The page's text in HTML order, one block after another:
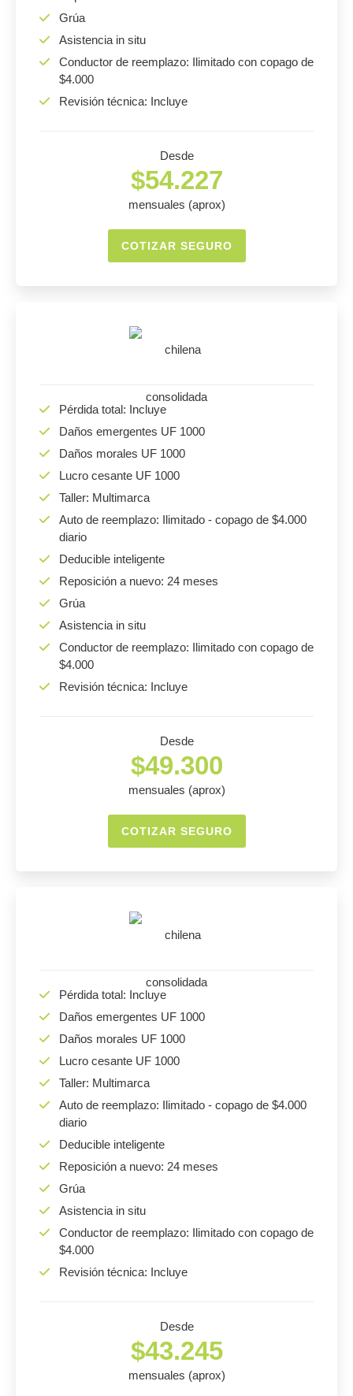
Grúa
Asistencia in situ
Conductor de reemplazo: Ilimitado con copago de
$4.000
Revisión técnica: Incluye
Desde
$54.227
mensuales (aprox)
COTIZAR SEGURO
Pérdida total: Incluye
Daños emergentes UF 1000
Daños morales UF 1000
Lucro cesante UF 1000
Taller: Multimarca
Auto de reemplazo: Ilimitado - copago de $4.000
diario
Deducible inteligente
Reposición a nuevo: 24 meses
Grúa
Asistencia in situ
Conductor de reemplazo: Ilimitado con copago de
$4.000
Revisión técnica: Incluye
Desde
$49.300
mensuales (aprox)
COTIZAR SEGURO
Pérdida total: Incluye
Daños emergentes UF 1000
Daños morales UF 1000
Lucro cesante UF 1000
Taller: Multimarca
Auto de reemplazo: Ilimitado - copago de $4.000
diario
Deducible inteligente
Reposición a nuevo: 24 meses
Grúa
Asistencia in situ
Conductor de reemplazo: Ilimitado con copago de
$4.000
Revisión técnica: Incluye
Desde
$43.245
mensuales (aprox)